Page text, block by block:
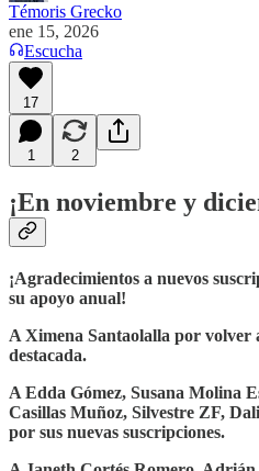
Témoris Grecko
ene 15, 2026
Escucha
17
1 2
¡En noviembre y
¡Agradecimientos a nuevos
su apoyo anual!
A Ximena Santaolalla por volver
destacada.
A Edda Gómez, Susana Molina
Casillas Muñoz, Silvestre ZF,
por sus nuevas suscripciones.